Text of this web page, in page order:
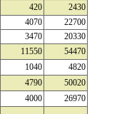
420 2430
4070
22700
3470
20330
11550
54470
1040
4820
4790
50020
4000 26970